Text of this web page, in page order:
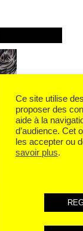
Ce site utilise
proposer des
aide à la
d’audience. Cet
les accepter ou
savoir plus.